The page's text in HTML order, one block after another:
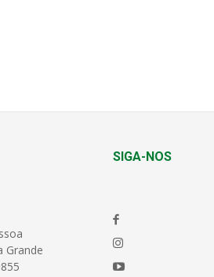
Grande
SIGA-NOS